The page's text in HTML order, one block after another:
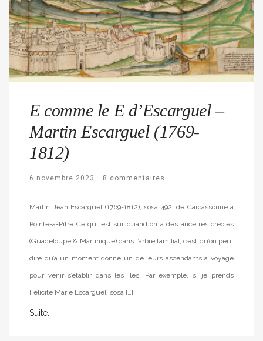
E comme le E d’Escarguel –
Martin Escarguel (1769-
1812)
6 novembre 2023 8 commentaires
Martin Jean Escarguel (1769-1812), sosa 492, de Carcassonne à
Pointe-à-Pitre Ce qui est sûr quand on a des ancêtres créoles
(Guadeloupe & Martinique) dans l’arbre familial, c’est qu’on peut
dire qu’à un moment donné un de leurs ascendants a voyagé
pour venir s’établir dans les îles. Par exemple, si je prends
Félicité Marie Escarguel, sosa […]
Suite...